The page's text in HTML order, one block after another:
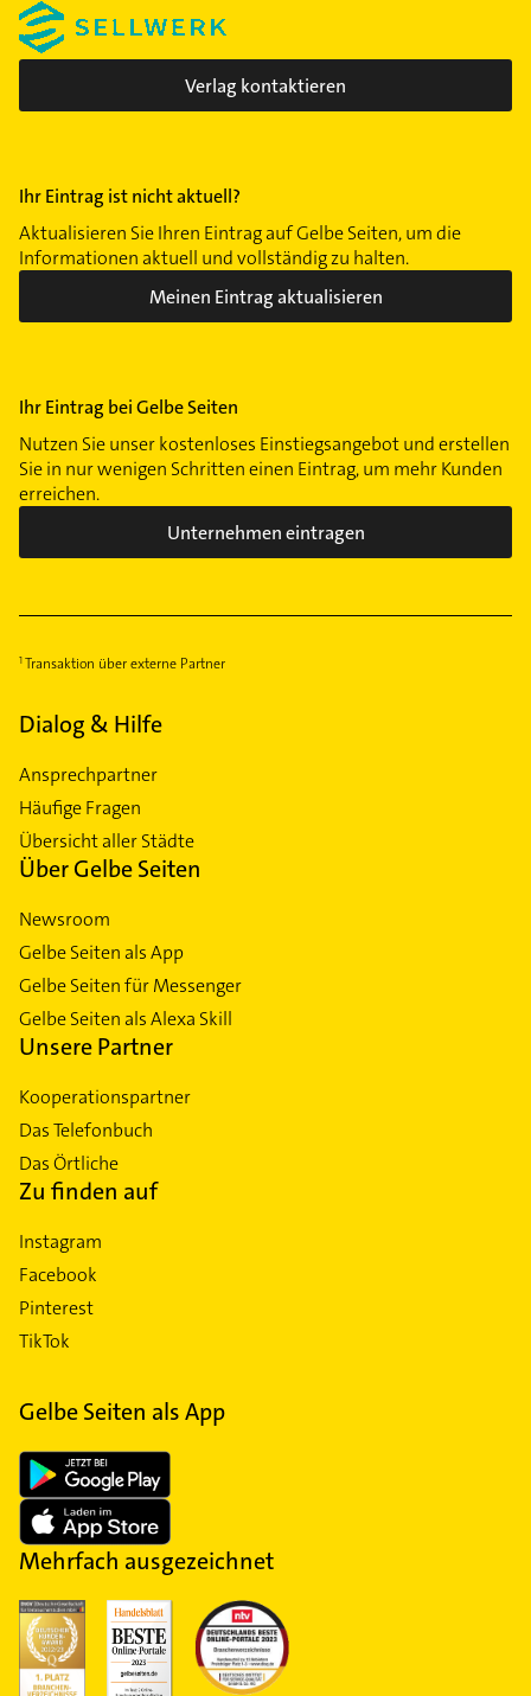
Verlag kontaktieren
Ihr Eintrag ist nicht aktuell?
Aktualisieren Sie Ihren Eintrag auf Gelbe Seiten, um die
Informationen aktuell und vollständig zu halten.
Meinen Eintrag aktualisieren
Ihr Eintrag bei Gelbe Seiten
Nutzen Sie unser kostenloses Einstiegsangebot und erstellen
Sie in nur wenigen Schritten einen Eintrag, um mehr Kunden
erreichen.
Unternehmen eintragen
Transaktion über externe Partner
Dialog & Hilfe
Ansprechpartner
Häufige Fragen
Übersicht aller Städte
Über Gelbe Seiten
Newsroom
Gelbe Seiten als App
Gelbe Seiten für Messenger
Gelbe Seiten als Alexa Skill
Unsere Partner
Kooperationspartner
Das Telefonbuch
Das Örtliche
Zu finden auf
Instagram
Facebook
Pinterest
TikTok
Gelbe Seiten als App
Mehrfach ausgezeichnet